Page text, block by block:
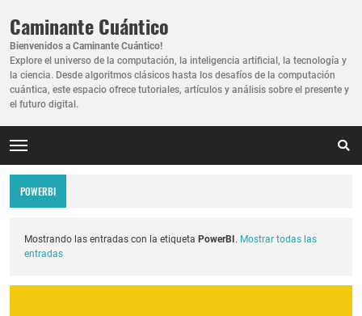
Caminante Cuántico
Bienvenidos a Caminante Cuántico!
Explore el universo de la computación, la inteligencia artificial, la tecnología y
la ciencia. Desde algoritmos clásicos hasta los desafíos de la computación
cuántica, este espacio ofrece tutoriales, artículos y análisis sobre el presente y
el futuro digital.
POWERBI
Mostrando las entradas con la etiqueta PowerBI. Mostrar todas las
entradas